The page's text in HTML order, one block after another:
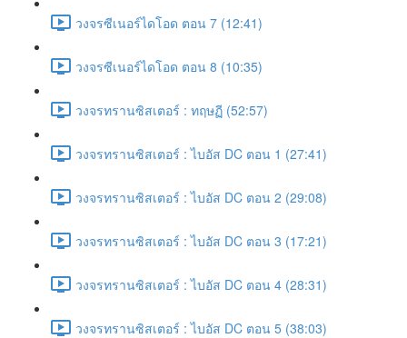
วงจรซีเนอร์ไดโอด ตอน 7 (12:41)
วงจรซีเนอร์ไดโอด ตอน 8 (10:35)
วงจรทรานซิสเตอร์ : ทฤษฏี (52:57)
วงจรทรานซิสเตอร์ : ไบอัส DC ตอน 1 (27:41)
วงจรทรานซิสเตอร์ : ไบอัส DC ตอน 2 (29:08)
วงจรทรานซิสเตอร์ : ไบอัส DC ตอน 3 (17:21)
วงจรทรานซิสเตอร์ : ไบอัส DC ตอน 4 (28:31)
วงจรทรานซิสเตอร์ : ไบอัส DC ตอน 5 (38:03)